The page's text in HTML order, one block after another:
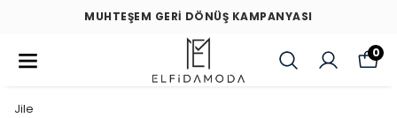
MUHTEŞEM GERİ DÖNÜŞ KAMPANYASI
0
Jile